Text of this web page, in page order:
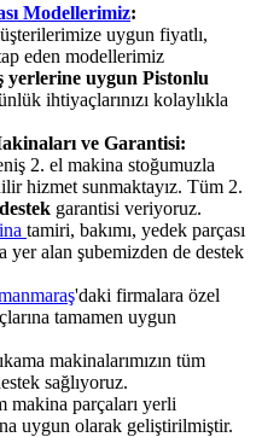
Modellerimiz:
uygun fiyatlı,
eden modellerimiz
yerlerine uygun Pistonlu
ihtiyaçlarınızı kolaylıkla
ve Garantisi:
2. el makina stoğumuzla
hizmet sunmaktayız. Tüm 2.
garantisi veriyoruz.
tamiri, bakımı, yedek parçası
yer alan şubemizden de destek
'daki firmalara özel
tamamen uygun
makinalarımızın tüm
sağlıyoruz.
makina parçaları yerli
uygun olarak geliştirilmiştir.